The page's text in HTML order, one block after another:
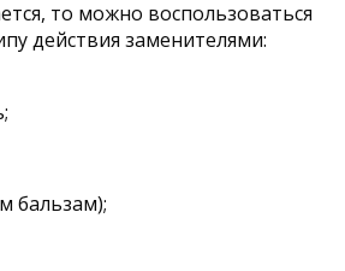
то можно воспользоваться
действия заменителями:
бальзам);